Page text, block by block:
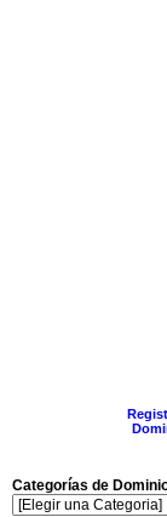
Categorías de